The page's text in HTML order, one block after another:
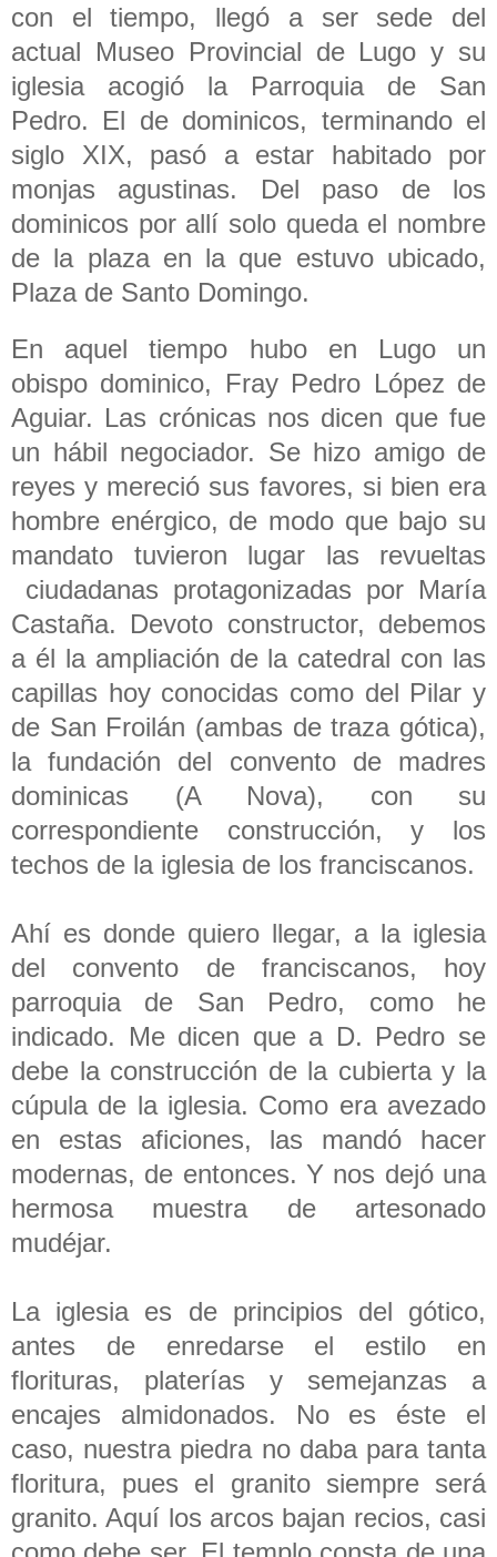
con el tiempo, llegó a ser sede del
actual Museo Provincial de Lugo y su
iglesia acogió la Parroquia de San
Pedro. El de dominicos, terminando el
siglo XIX, pasó a estar habitado por
monjas agustinas. Del paso de los
dominicos por allí solo queda el nombre
de la plaza en la que estuvo ubicado,
Plaza de Santo Domingo.
En aquel tiempo hubo en Lugo un
obispo dominico, Fray Pedro López de
Aguiar. Las crónicas nos dicen que fue
un hábil negociador. Se hizo amigo de
reyes y mereció sus favores, si bien era
hombre enérgico, de modo que bajo su
mandato tuvieron lugar las revueltas
ciudadanas protagonizadas por María
Castaña. Devoto constructor, debemos
a él la ampliación de la catedral con las
capillas hoy conocidas como del Pilar y
de San Froilán (ambas de traza gótica),
la fundación del convento de madres
dominicas (A Nova), con su
correspondiente construcción, y los
techos de la iglesia de los franciscanos.
Ahí es donde quiero llegar, a la iglesia
del convento de franciscanos, hoy
parroquia de San Pedro, como he
indicado. Me dicen que a D. Pedro se
debe la construcción de la cubierta y la
cúpula de la iglesia. Como era avezado
en estas aficiones, las mandó hacer
modernas, de entonces. Y nos dejó una
hermosa muestra de artesonado
mudéjar.
La iglesia es de principios del gótico,
antes de enredarse el estilo en
florituras, platerías y semejanzas a
encajes almidonados. No es éste el
caso, nuestra piedra no daba para tanta
floritura, pues el granito siempre será
granito. Aquí los arcos bajan recios, casi